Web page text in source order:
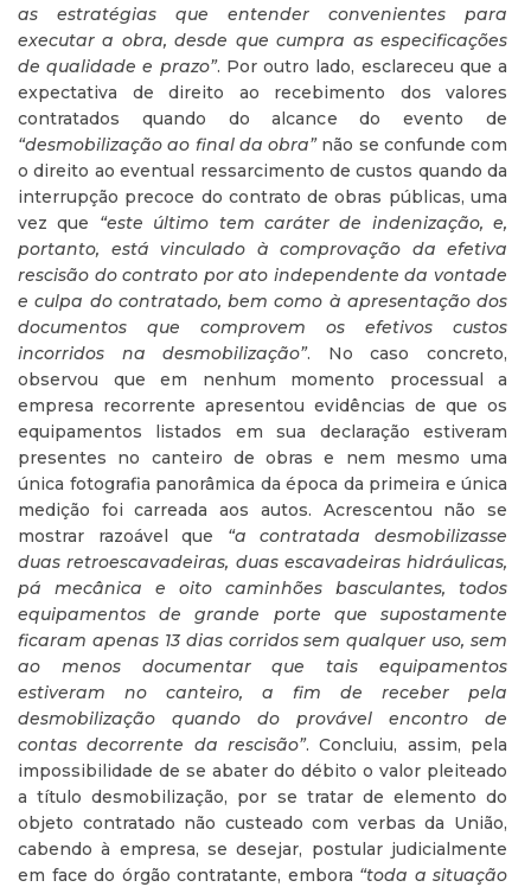
as estratégias que entender convenientes para
executar a obra, desde que cumpra as especificações
de qualidade e prazo”. Por outro lado, esclareceu que a
expectativa de direito ao recebimento dos valores
contratados quando do alcance do evento de
“desmobilização ao final da obra”não se confunde com
o direito ao eventual ressarcimento de custos quando da
interrupção precoce do contrato de obras públicas, uma
vez que “este último tem caráter de indenização, e,
portanto, está vinculado à comprovação da efetiva
rescisão do contrato por ato independente da vontade
e culpa do contratado, bem como à apresentação dos
documentos que comprovem os efetivos custos
incorridos na desmobilização”. No caso concreto,
observou que em nenhum momento processual a
empresa recorrente apresentou evidências de que os
equipamentos listados em sua declaração estiveram
presentes no canteiro de obras e nem mesmo uma
única fotografia panorâmica da época da primeira e única
medição foi carreada aos autos. Acrescentou não se
mostrar razoável que “a contratada desmobilizasse
duas retroescavadeiras, duas escavadeiras hidráulicas,
pá mecânica e oito caminhões basculantes, todos
equipamentos de grande porte que supostamente
ficaram apenas 13 dias corridos sem qualquer uso, sem
ao menos documentar que tais equipamentos
estiveram no canteiro, a fim de receber pela
desmobilização quando do provável encontro de
contas decorrente da rescisão”. Concluiu, assim, pela
impossibilidade de se abater do débito o valor pleiteado
a título desmobilização, por se tratar de elemento do
objeto contratado não custeado com verbas da União,
cabendo à empresa, se desejar, postular judicialmente
em face do órgão contratante, embora “toda a situação